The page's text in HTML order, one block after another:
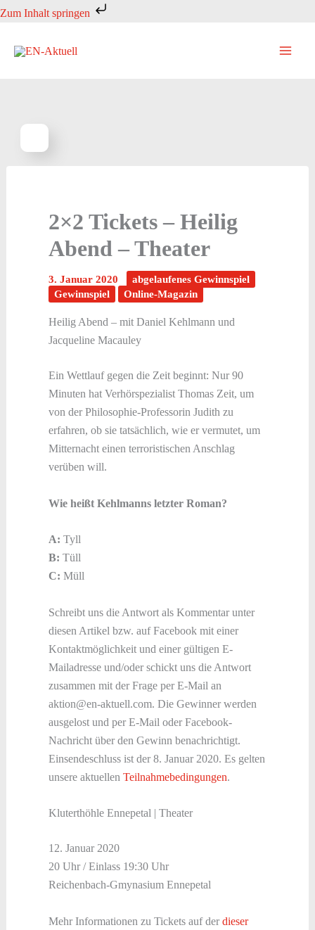
Zum Inhalt springen
Zum
springen
2×2 Tickets – Heilig
Abend – Theater
3. Januar 2020
abgelaufenes Gewinnspiel
Gewinnspiel
Online-Magazin
Heilig Abend – mit Daniel Kehlmann und
Jacqueline Macauley
Ein Wettlauf gegen die Zeit beginnt: Nur 90
Minuten hat Verhörspezialist Thomas Zeit, um
von der Philosophie-Professorin Judith zu
erfahren, ob sie tatsächlich, wie er vermutet, um
Mitternacht einen terroristischen Anschlag
verüben will.
Wie heißt Kehlmanns letzter Roman?
A: Tyll
B: Tüll
C: Müll
Schreibt uns die Antwort als Kommentar unter
diesen Artikel bzw. auf Facebook mit einer
Kontaktmöglichkeit und einer gültigen E-
Mailadresse und/oder schickt uns die Antwort
zusammen mit der Frage per E-Mail an
aktion@en-aktuell.com. Die Gewinner werden
ausgelost und per E-Mail oder Facebook-
Nachricht über den Gewinn benachrichtigt.
Einsendeschluss ist der 8. Januar 2020. Es gelten
unsere aktuellen Teilnahmebedingungen.
Kluterthöhle Ennepetal | Theater
12. Januar 2020
20 Uhr / Einlass 19:30 Uhr
Reichenbach-Gmynasium Ennepetal
Mehr Informationen zu Tickets auf der dieser